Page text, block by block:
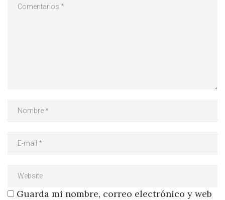
Guarda mi nombre, correo electrónico y web